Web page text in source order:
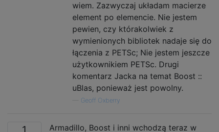
wiem. Zazwyczaj układam macierze
element po elemencie. Nie jestem
pewien, czy którakolwiek z
wymienionych bibliotek nadaje się do
łączenia z PETSc; Nie jestem jeszcze
użytkownikiem PETSc. Drugi
komentarz Jacka na temat Boost ::
uBlas, ponieważ jest powolny.
Geoff Oxberry
Armadillo, Boost i inni wchodzą teraz w